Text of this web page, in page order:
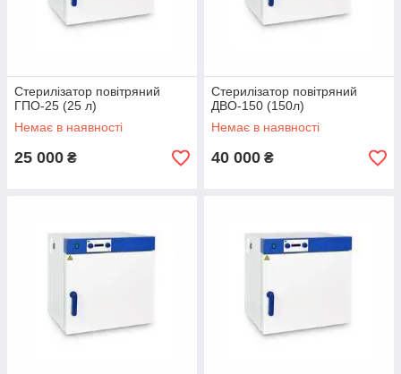
Стерилізатор повітряний
ГПО-25 (25 л)
Немає в наявності
25 000 ₴
Стерилізатор повітряний
ДВО-150 (150л)
Немає в наявності
40 000 ₴